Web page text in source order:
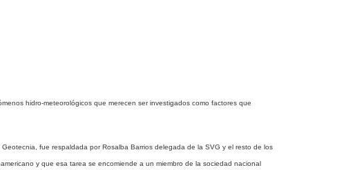
hidro-meteorológicos que merecen ser investigados como factores que
fue respaldada por Rosalba Barrios delegada de la SVG y el resto de los
y que esa tarea se encomiende a un miembro de la sociedad nacional